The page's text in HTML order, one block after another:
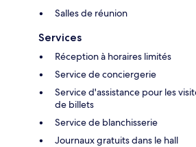
Salles de réunion
Services
Réception à horaires limités
Service de conciergerie
Service d'assistance pour les
de billets
Service de blanchisserie
Journaux gratuits dans le hall